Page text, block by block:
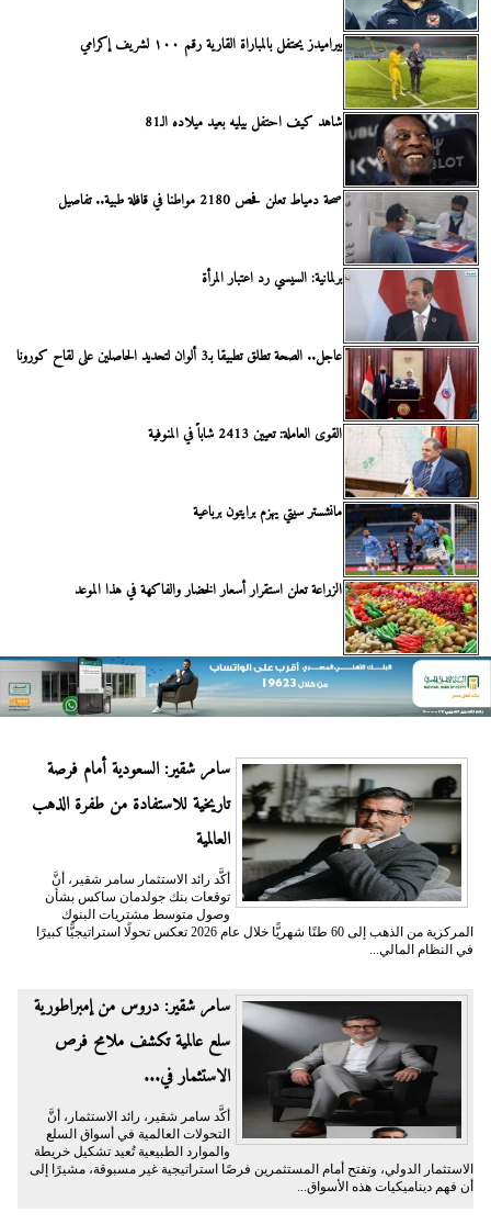
بيراميدز يحتفل بالمباراة القارية رقم ١٠٠ لشريف إكرامي
شاهد كيف احتفل بيليه بعيد ميلاده الـ81
صحة دمياط تعلن فحص 2180 مواطنا في قافلة طبية.. تفاصيل
برلمانية: السيسي رد اعتبار المرأة
عاجل.. الصحة تطلق تطبيقا بـ3 ألوان لتحديد الحاصلين على لقاح كورونا
القوى العاملة: تعيين 2413 شاباً في المنوفية
مانشستر سيتي يهزم برايتون برباعية
الزراعة تعلن استقرار أسعار الخضار والفاكهة في هذا الموعد
سامر شقير: السعودية أمام فرصة
تاريخية للاستفادة من طفرة الذهب
العالمية
أكَّد رائد الاستثمار سامر شقير، أنَّ
توقعات بنك جولدمان ساكس بشأن
وصول متوسط مشتريات البنوك
المركزية من الذهب إلى 60 طنًا شهريًّا خلال عام 2026 تعكس تحولًا استراتيجيًّا كبيرًا
في النظام المالي...
سامر شقير: دروس من إمبراطورية
سلع عالمية تكشف ملامح فرص
الاستثمار في...
أكَّد سامر شقير، رائد الاستثمار، أنَّ
التحولات العالمية في أسواق السلع
والموارد الطبيعية تُعيد تشكيل خريطة
الاستثمار الدولي، وتفتح أمام المستثمرين فرصًا استراتيجية غير مسبوقة، مشيرًا إلى
أن فهم ديناميكيات هذه الأسواق...